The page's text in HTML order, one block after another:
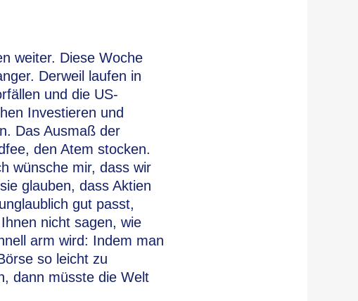
weiter. Diese Woche
Derweil laufen in
und die US-
Investieren und
Das Ausmaß der
den Atem stocken.
wünsche mir, dass wir
glauben, dass Aktien
gut passt,
nicht sagen, wie
arm wird: Indem man
so leicht zu
dann müsste die Welt